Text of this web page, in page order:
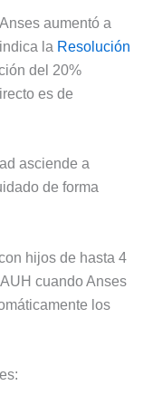
aumentó a
la Resolución
del 20%
es de
asciende a
de forma
hijos de hasta 4
cuando Anses
los